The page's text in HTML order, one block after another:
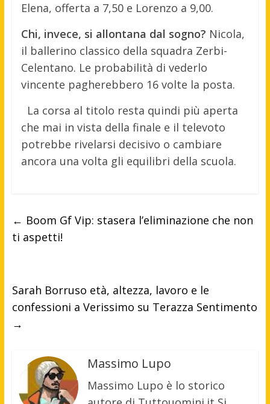
Elena, offerta a 7,50 e Lorenzo a 9,00.
Chi, invece, si allontana dal sogno? Nicola,
il ballerino classico della squadra Zerbi-
Celentano. Le probabilità di vederlo
vincente pagherebbero 16 volte la posta.
La corsa al titolo resta quindi più aperta
che mai in vista della finale e il televoto
potrebbe rivelarsi decisivo o cambiare
ancora una volta gli equilibri della scuola.
← Boom Gf Vip: stasera l’eliminazione che non
ti aspetti!
Sarah Borruso età, altezza, lavoro e le
confessioni a Verissimo su Terazza Sentimento
→
Massimo Lupo
Massimo Lupo è lo storico